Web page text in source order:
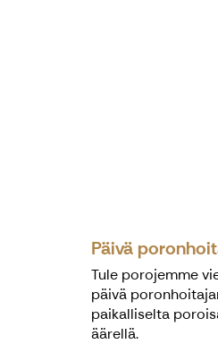
Päivä
Tule porojemme
päivä
paikalliselta
äärellä.